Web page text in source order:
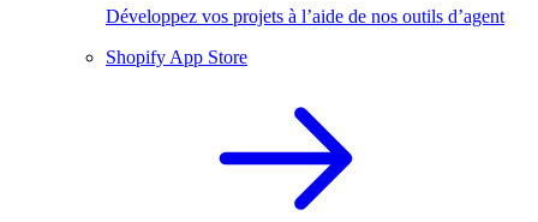
Développez vos projets à l’aide de nos outils d’agent
Shopify App Store